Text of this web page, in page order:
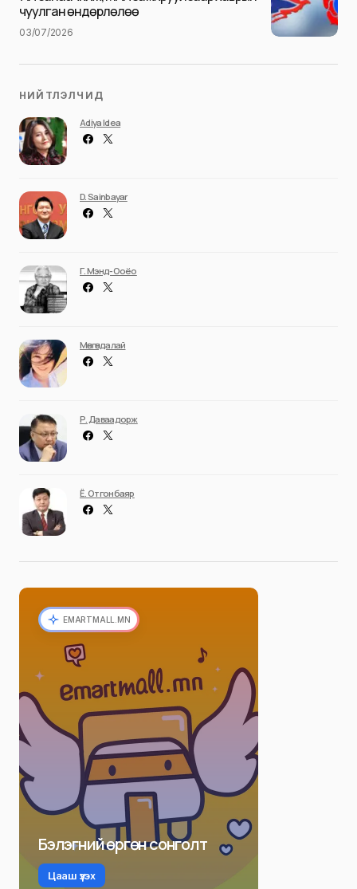
чуулган өндөрлөлөө
03/07/2026
НИЙТЛЭЛЧИД
Adiya Idea
D. Sainbayar
Г. Мэнд-Ооёо
Мөнгөндалай
Р. Даваадорж
Ё. Отгонбаяр
EMARTMALL.MN
Бэлэгний өргөн сонголт
Цааш үзэх